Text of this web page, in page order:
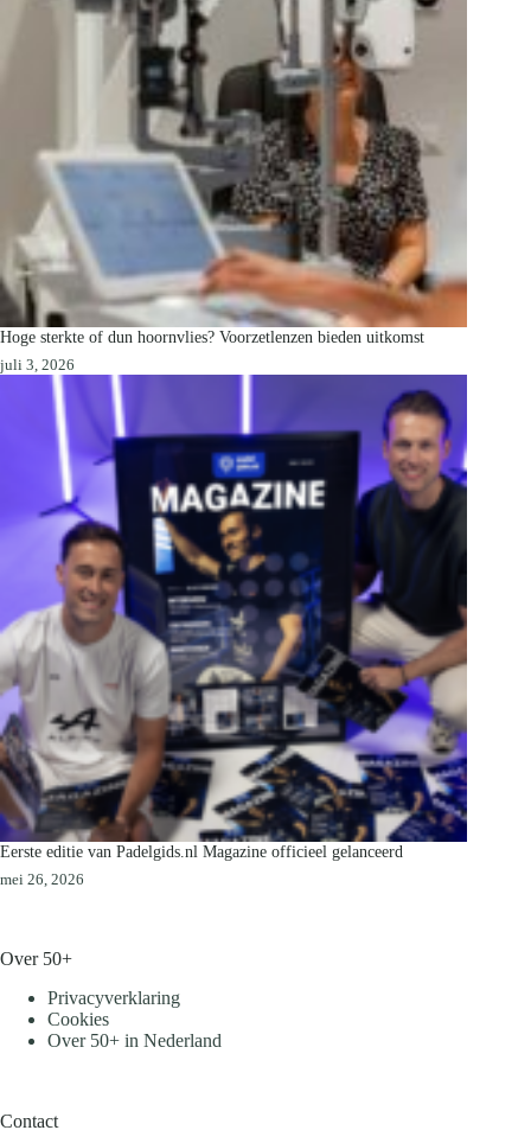
Hoge sterkte of dun hoornvlies? Voorzetlenzen bieden uitkomst
juli 3, 2026
Eerste editie van Padelgids.nl Magazine officieel gelanceerd
mei 26, 2026
Over 50+
Privacyverklaring
Cookies
Over 50+ in Nederland
Contact